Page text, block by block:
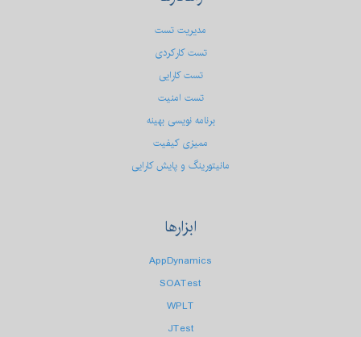
مدیریت تست
تست کارکردی
تست كارایی
تست امنیت
برنامه نویسی بهینه
ممیزی کیفیت
مانیتورینگ و پایش کارایی
ابزارها
AppDynamics
SOATest
WPLT
JTest